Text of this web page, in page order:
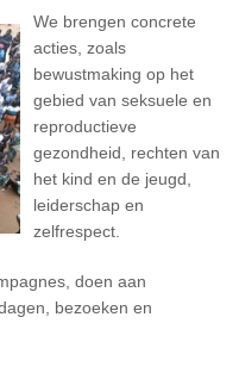
We brengen concrete
acties, zoals
bewustmaking op het
gebied van seksuele en
reproductieve
gezondheid, rechten van
het kind en de jeugd,
leiderschap en
zelfrespect.
doen aan
bezoeken en